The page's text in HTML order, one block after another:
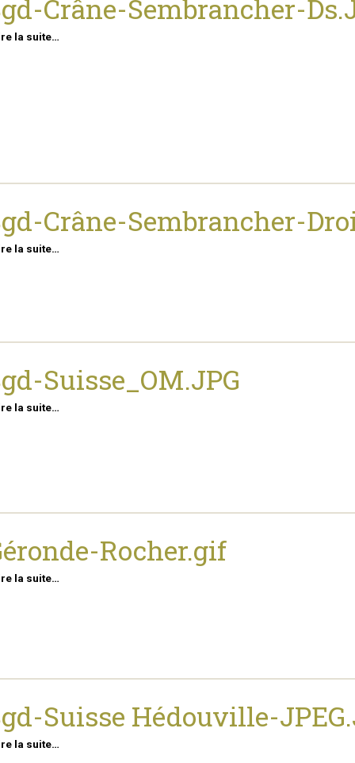
Crâne-Sembrancher-
la suite…
Crâne-Sembrancher-
la suite…
Suisse_OM.JPG
la suite…
Rocher.gif
la suite…
Suisse Hédouville-
la suite…